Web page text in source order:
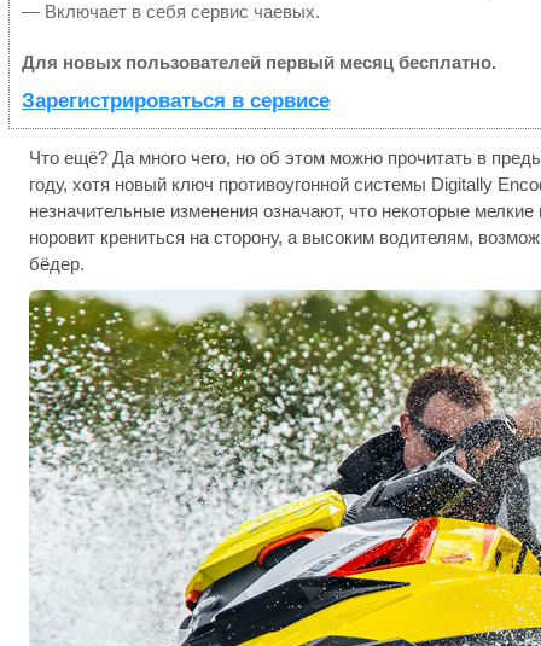
— Включает в себя сервис чаевых.
Для новых пользователей первый месяц бесплатно.
Зарегистрироваться в сервисе
Что ещё? Да много чего, но об этом можно прочитать в
году, хотя новый ключ противоугонной системы Digitally
незначительные изменения означают, что некоторые
норовит крениться на сторону, а высоким водителям,
бёдер.